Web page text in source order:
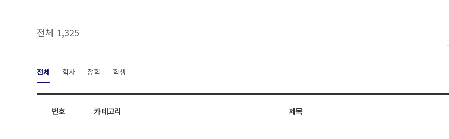
전체 1,325
전체 학사 장학 학생
번호 카테고리 제목